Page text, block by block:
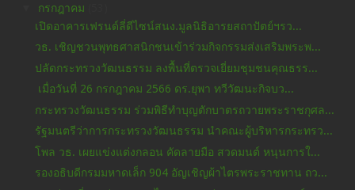
กรกฎาคม
เปิดอาคารเฟรนด์ลี่ดีไซน์สนง.มูลนิธิอารยสถาปัตย์ฯรว...
วธ. เชิญชวนพุทธศาสนิกชนเข้าร่วมกิจกรรมส่งเสริมพระพ...
ปลัดกระทรวงวัฒนธรรม ลงพื้นที่ตรวจเยี่ยมชุมชนคุณธรร...
เมื่อวันที่ 26 กรกฎาคม 2566 ดร.ยุพา ทวีวัฒนะกิจบว...
กระทรวงวัฒนธรรม ร่วมพิธีทำบุญตักบาตรถวายพระราชกุศล...
รัฐมนตรีว่าการกระทรวงวัฒนธรรม นำคณะผู้บริหารกระทรว...
โพล วธ. เผยแข่งแต่งกลอน คัดลายมือ สวดมนต์ หนุนการใ...
รองอธิบดีกรมมหาดเล็ก 904 อัญเชิญผ้าไตรพระราชทาน ถว...